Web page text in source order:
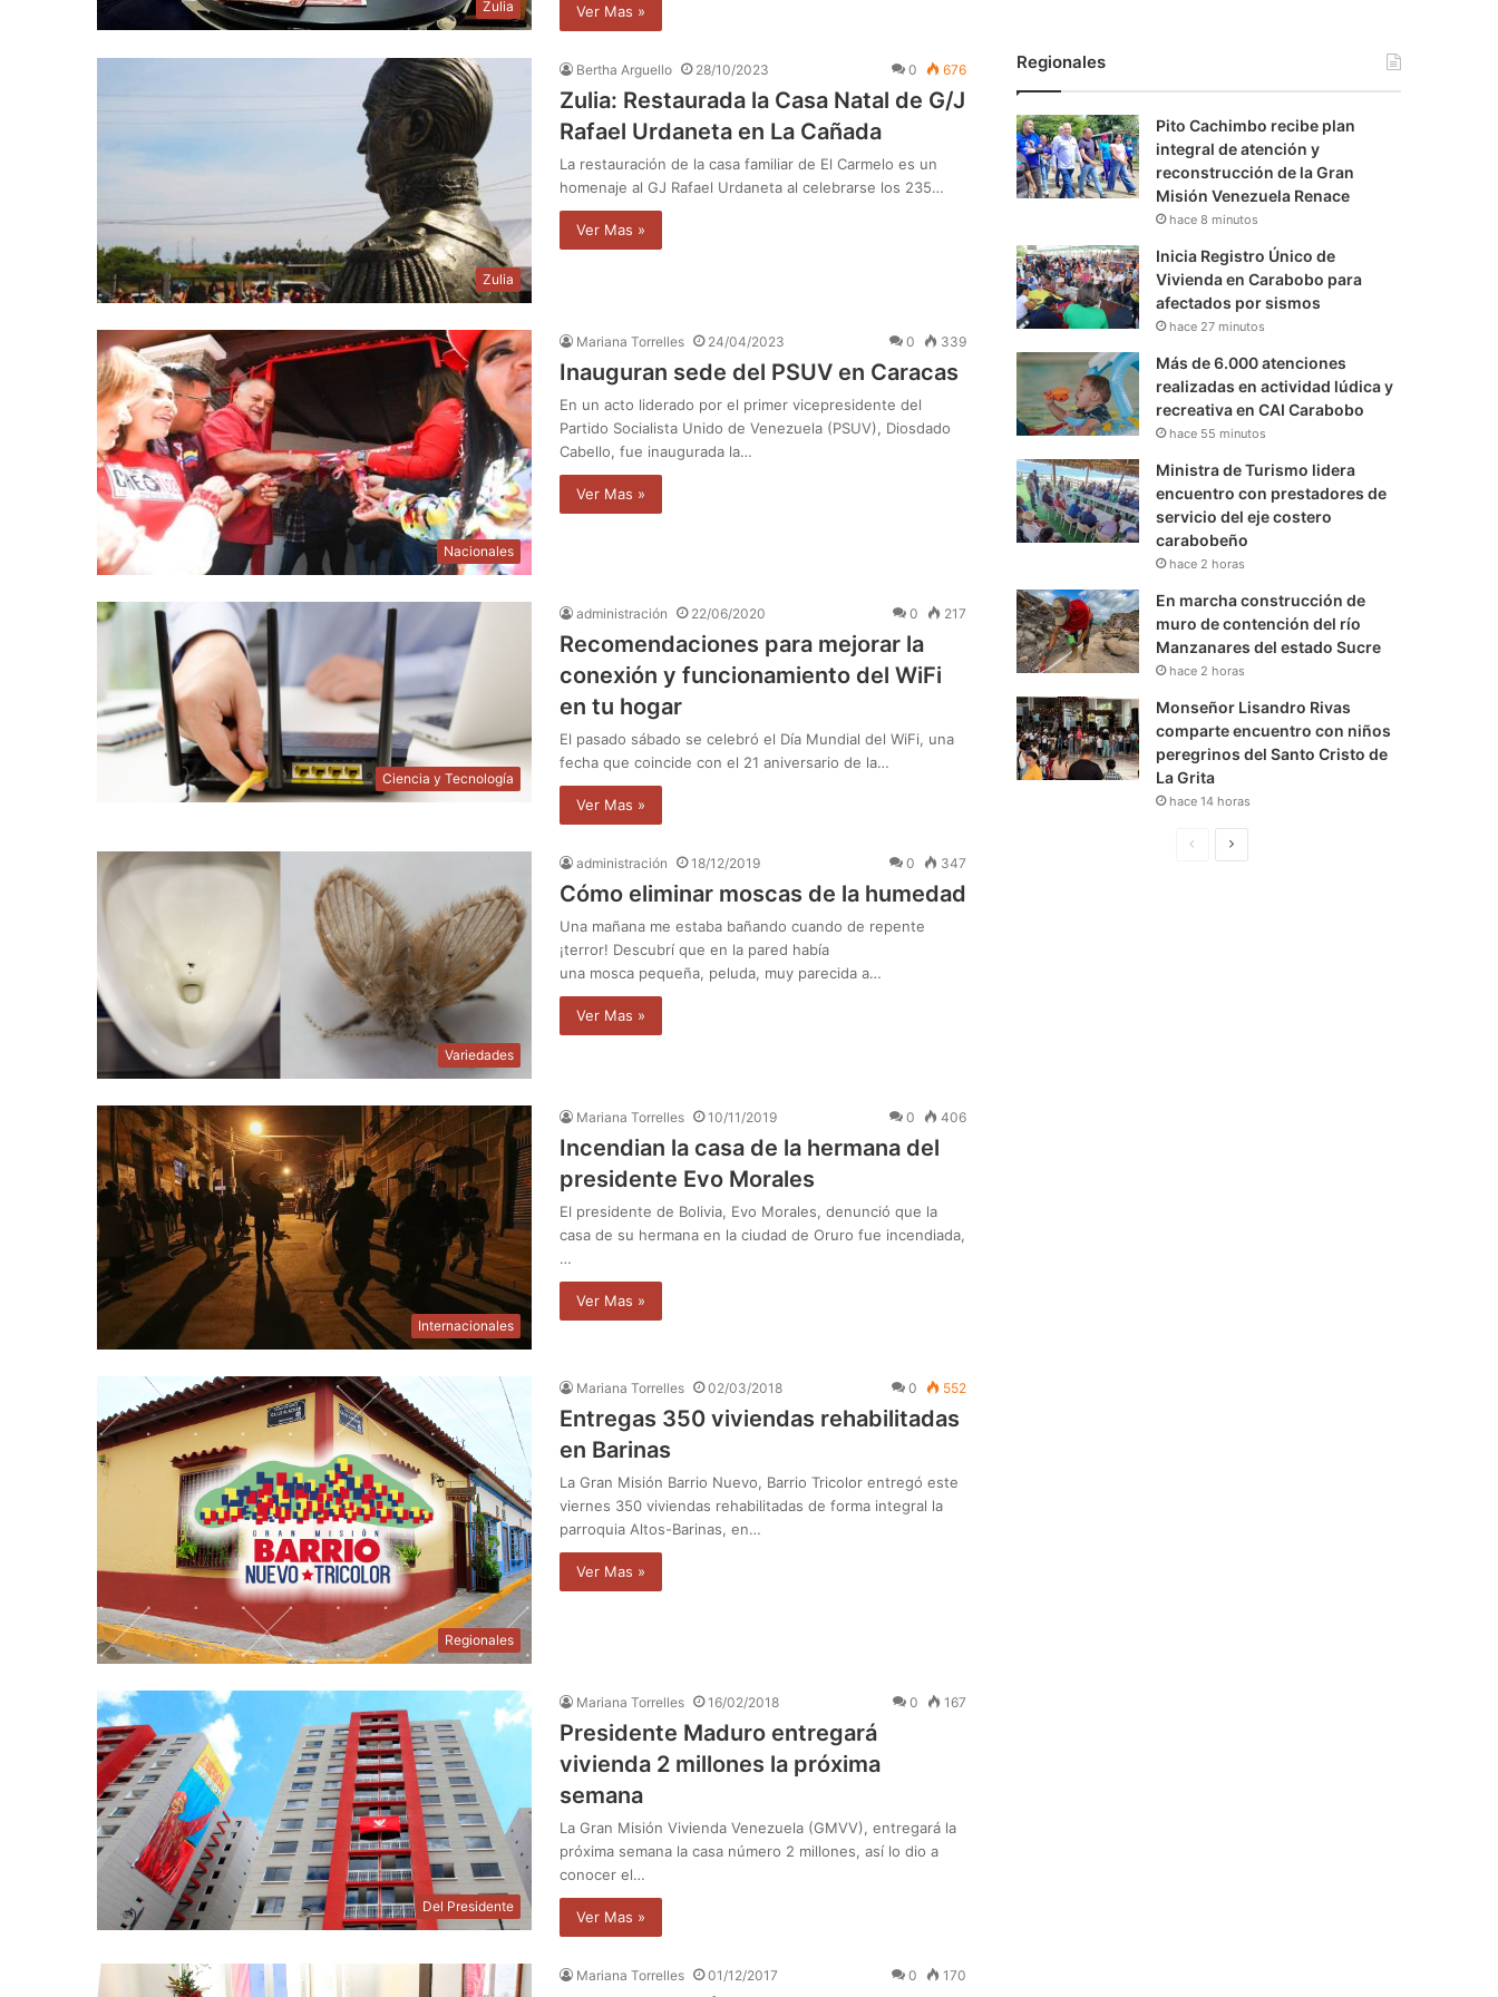
Zulia Ver Mas »
Zulia
Bertha Arguello 28/10/2023 0 676
Zulia: Restaurada la Casa Natal de G/J
Rafael Urdaneta en La Cañada
La restauración de la casa familiar de El Carmelo es un
homenaje al GJ Rafael Urdaneta al celebrarse los 235…
Ver Mas »
Nacionales
Mariana Torrelles 24/04/2023 0 339
Inauguran sede del PSUV en Caracas
En un acto liderado por el primer vicepresidente del
Partido Socialista Unido de Venezuela (PSUV), Diosdado
Cabello, fue inaugurada la…
Ver Mas »
Ciencia y Tecnología
administración 22/06/2020 0 217
Recomendaciones para mejorar la
conexión y funcionamiento del WiFi
en tu hogar
El pasado sábado se celebró el Día Mundial del WiFi, una
fecha que coincide con el 21 aniversario de la…
Ver Mas »
Variedades
administración 18/12/2019 0 347
Cómo eliminar moscas de la humedad
Una mañana me estaba bañando cuando de repente
¡terror! Descubrí que en la pared había
una mosca pequeña, peluda, muy parecida a…
Ver Mas »
Internacionales
Mariana Torrelles 10/11/2019 0 406
Incendian la casa de la hermana del
presidente Evo Morales
El presidente de Bolivia, Evo Morales, denunció que la
casa de su hermana en la ciudad de Oruro fue incendiada,
…
Ver Mas »
Regionales
Mariana Torrelles 02/03/2018 0 552
Entregas 350 viviendas rehabilitadas
en Barinas
La Gran Misión Barrio Nuevo, Barrio Tricolor entregó este
viernes 350 viviendas rehabilitadas de forma integral la
parroquia Altos-Barinas, en…
Ver Mas »
Del Presidente
Mariana Torrelles 16/02/2018 0 167
Presidente Maduro entregará
vivienda 2 millones la próxima
semana
La Gran Misión Vivienda Venezuela (GMVV), entregará la
próxima semana la casa número 2 millones, así lo dio a
conocer el…
Ver Mas »
Mariana Torrelles 01/12/2017 0 170
Regionales
Pito Cachimbo recibe plan
integral de atención y
reconstrucción de la Gran
Misión Venezuela Renace
hace 8 minutos
Inicia Registro Único de
Vivienda en Carabobo para
afectados por sismos
hace 27 minutos
Más de 6.000 atenciones
realizadas en actividad lúdica y
recreativa en CAI Carabobo
hace 55 minutos
Ministra de Turismo lidera
encuentro con prestadores de
servicio del eje costero
carabobeño
hace 2 horas
En marcha construcción de
muro de contención del río
Manzanares del estado Sucre
hace 2 horas
Monseñor Lisandro Rivas
comparte encuentro con niños
peregrinos del Santo Cristo de
La Grita
hace 14 horas
S